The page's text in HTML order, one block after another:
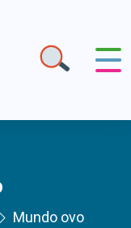
Mundo ovo